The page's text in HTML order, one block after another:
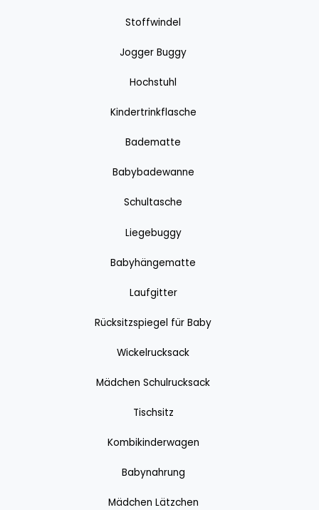
Stoffwindel
Jogger Buggy
Hochstuhl
Kindertrinkflasche
Badematte
Babybadewanne
Schultasche
Liegebuggy
Babyhängematte
Laufgitter
Rücksitzspiegel für Baby
Wickelrucksack
Mädchen Schulrucksack
Tischsitz
Kombikinderwagen
Babynahrung
Mädchen Lätzchen